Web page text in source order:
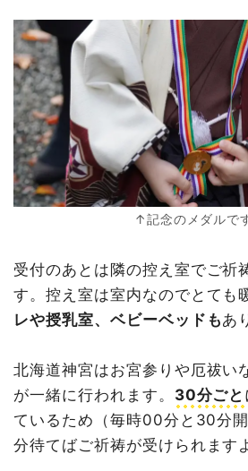
↑記念のメダルで
受付のあとは隣の控え室でご祈
す。控え室は室内なのでとても
レや授乳室、ベビーベッドもあ
北海道神宮はお宮参りや厄祓い
が一緒に行われます。 30分ごと
ているため（毎時00分と30分
分待てばご祈祷が受けられます